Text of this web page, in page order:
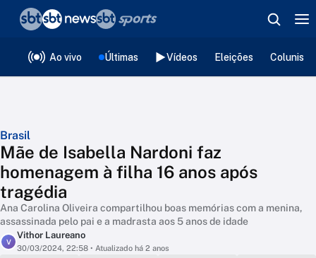
Ao vivo Últimas Vídeos Eleições
Brasil
Mãe de Isabella Nardoni faz
homenagem à filha 16 anos após
tragédia
Ana Carolina Oliveira compartilhou boas memórias com a menina,
assassinada pelo pai e a madrasta aos 5 anos de idade
V
Vithor Laureano
30/03/2024, 22:58 • Atualizado há 2 anos
❮voltar
Editorias